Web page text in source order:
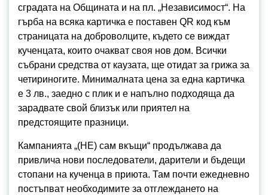
сградата на Общината и на пл. „Независимост“. На
гърба на всяка картичка е поставен QR код към
страницата на доброволците, където се виждат
кученцата, които очакват своя нов дом. Всички
събрани средства от каузата, ще отидат за грижа за
четириногите. Минималната цена за една картичка
е 3 лв., заедно с плик и е напълно подходяща да
зарадвате свой близък или приятел на
предстоящите празници.
Кампанията „(НЕ) сам вкъщи“ продължава да
привлича нови последователи, дарители и бъдещи
стопани на кученца в приюта. Там почти ежедневно
постъпват необходимите за отглеждането на